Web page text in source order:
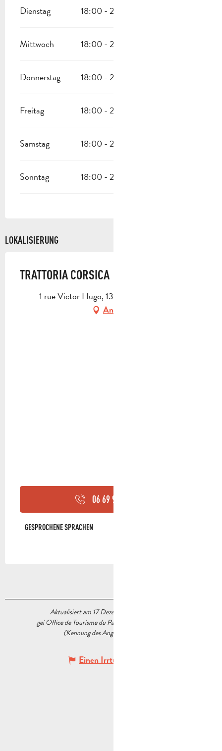
Dienstag 18:00 - 22:00
Mittwoch 18:00 - 22:00
Donnerstag 18:00 - 22:00
Freitag 18:00 - 22:00
Samstag 18:00 - 22:00
Sonntag 18:00 - 22:00
LOKALISIERUNG
TRATTORIA CORSICA
1 rue Victor Hugo, 13780 Cuges-les-Pins
Anfahrt
06 69 99 66
GESPROCHENE SPRACHEN
GESPROCHENE SPRACHEN
Aktualisiert am 17 Dezember 2025 Um 11:27
gei Office de Tourisme du Pays d’Aubagne et de l’Étoile
(Kennung des Angebots :
Einen Irrtum angeben